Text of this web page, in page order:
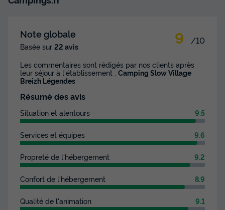
MOBILHOME 4 personnes - Cottage
Signature - 2 chambres
Surface
34m²
Adultes
4
Chambres Salle de bain
Réfrigérateur
Salon de jardin
+ 2
MOBILHOME 4 personnes - Cottage Signature - 2
Note globale
Basée sur 22 avis 9 /10
Les commentaires sont rédigés par nos clients après
leur séjour à l'établissement : Camping Slow Village
Breizh Légendes
Résumé des avis
Situation et alentours 9.5
Services et équipes 9.6
Propreté de l'hébergement 9.2
Confort de l'hébergement 8.9
Qualité de l'animation 9.1